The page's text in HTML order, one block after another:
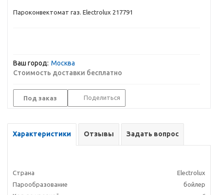
Пароконвектомат газ. Electrolux 217791
Ваш город: Москва
Стоимость доставки бесплатно
Под заказ Поделиться
Характеристики Отзывы Задать вопрос
Страна
Electrolux
Парообразование
бойлер